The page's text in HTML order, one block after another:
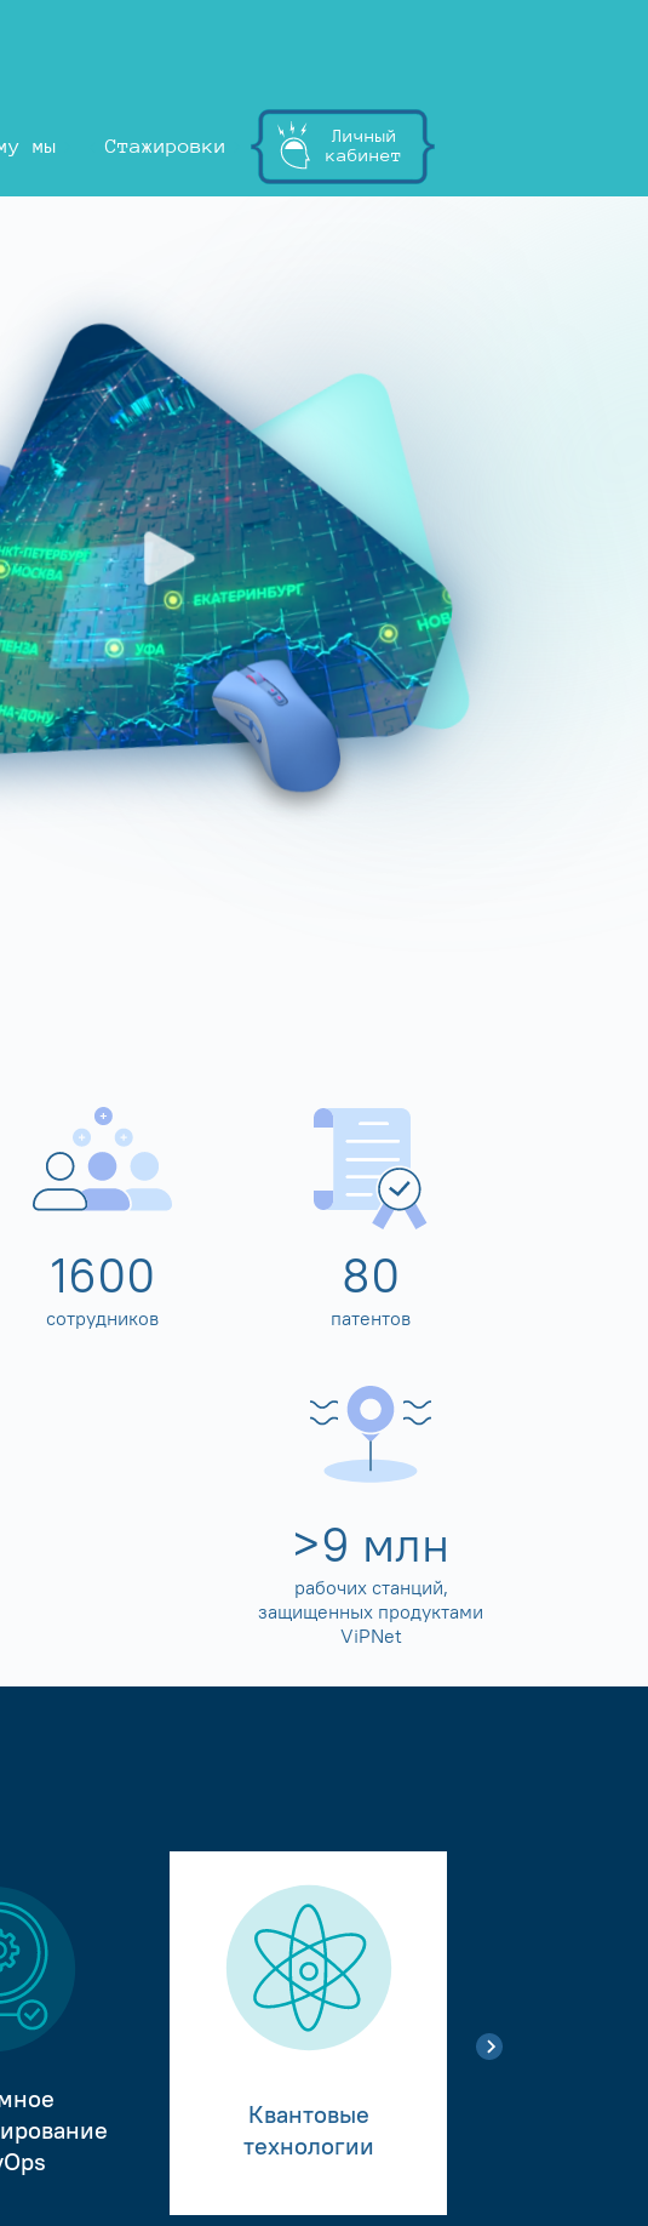
мы Стажировки
Личный
кабинет
1600
сотрудников
80
патентов
>10 млн
рабочих станций,
защищенных продуктами
ViPNet
Квантовые
технологии